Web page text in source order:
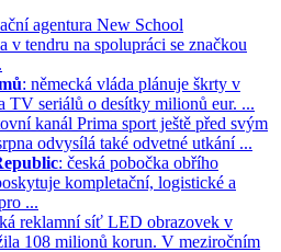
agentura New School
v tendru na spolupráci se značkou
: německá vláda plánuje škrty v
TV seriálů o desítky milionů eur. ...
kanál Prima sport ještě před svým
odvysílá také odvetné utkání ...
: česká pobočka obřího
kompletační, logistické a
...
reklamní síť LED obrazovek v
108 milionů korun. V meziročním